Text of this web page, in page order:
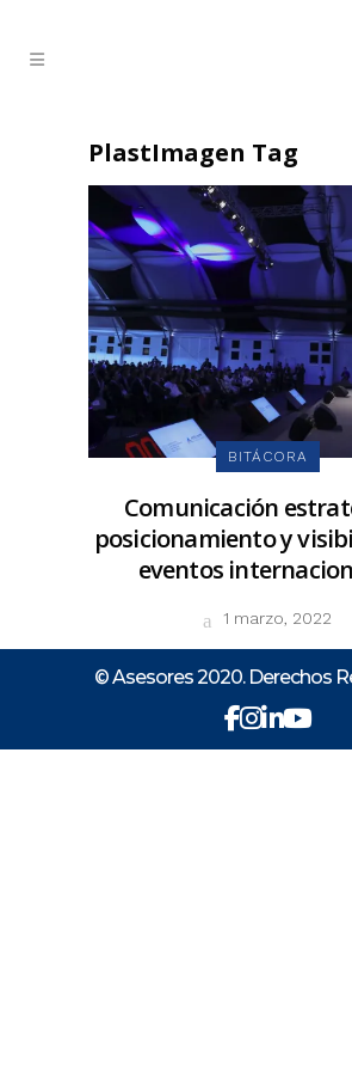
PlastImagen Tag
BITÁCORA
Comunicación
posicionamiento y
eventos
1 marzo, 2022
© Asesores 2020. Derechos